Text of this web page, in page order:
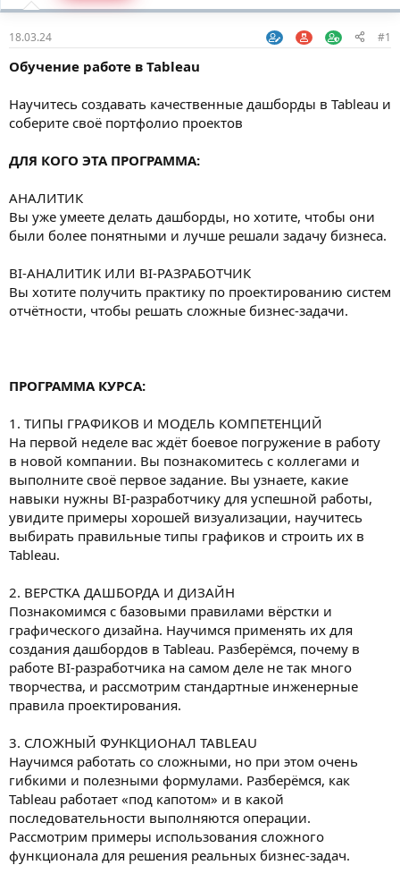
18.03.24 #1
Обучение работе в Tableau
Научитесь создавать качественные дашборды в Tableau и
соберите своё портфолио проектов
ДЛЯ КОГО ЭТА ПРОГРАММА:
АНАЛИТИК
Вы уже умеете делать дашборды, но хотите, чтобы они
были более понятными и лучше решали задачу бизнеса.
BI-АНАЛИТИК ИЛИ BI-РАЗРАБОТЧИК
Вы хотите получить практику по проектированию систем
отчётности, чтобы решать сложные бизнес-задачи.
ПРОГРАММА КУРСА:
1. ТИПЫ ГРАФИКОВ И МОДЕЛЬ КОМПЕТЕНЦИЙ
На первой неделе вас ждёт боевое погружение в работу
в новой компании. Вы познакомитесь с коллегами и
выполните своё первое задание. Вы узнаете, какие
навыки нужны BI-разработчику для успешной работы,
увидите примеры хорошей визуализации, научитесь
выбирать правильные типы графиков и строить их в
Tableau.
2. ВЕРСТКА ДАШБОРДА И ДИЗАЙН
Познакомимся с базовыми правилами вёрстки и
графического дизайна. Научимся применять их для
создания дашбордов в Tableau. Разберёмся, почему в
работе BI-разработчика на самом деле не так много
творчества, и рассмотрим стандартные инженерные
правила проектирования.
3. СЛОЖНЫЙ ФУНКЦИОНАЛ TABLEAU
Научимся работать со сложными, но при этом очень
гибкими и полезными формулами. Разберёмся, как
Tableau работает «под капотом» и в какой
последовательности выполняются операции.
Рассмотрим примеры использования сложного
функционала для решения реальных бизнес-задач.